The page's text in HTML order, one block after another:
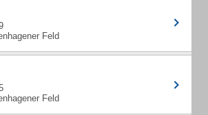
Feld
Feld